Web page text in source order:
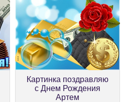
Картинка поздравляю
с Днем Рождения
Артем